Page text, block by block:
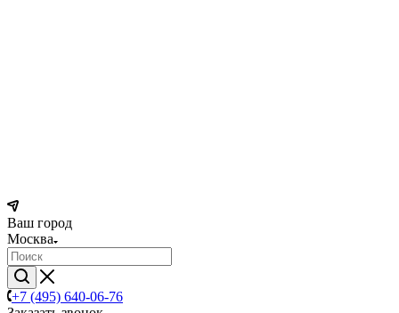
Ваш город
Москва
+7 (495) 640-06-76